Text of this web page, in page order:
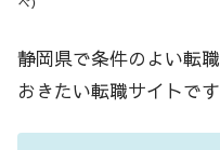
静岡県で条件のよい転
おきたい転職サイトです